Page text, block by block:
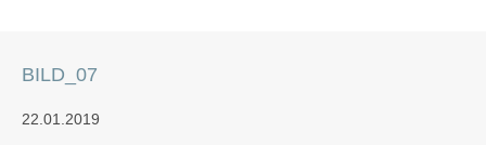
BILD_07
22.01.2019